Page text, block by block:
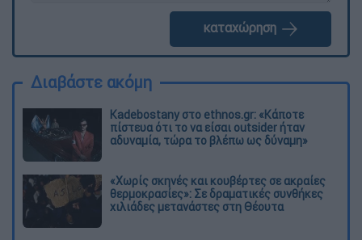
καταχώρηση
Διαβάστε ακόμη
Kadebostany στο ethnos.gr: «Κάποτε
πίστευα ότι το να είσαι outsider ήταν
αδυναμία, τώρα το βλέπω ως δύναμη»
«Χωρίς σκηνές και κουβέρτες σε ακραίες
θερμοκρασίες»: Σε δραματικές συνθήκες
χιλιάδες μετανάστες στη Θέουτα